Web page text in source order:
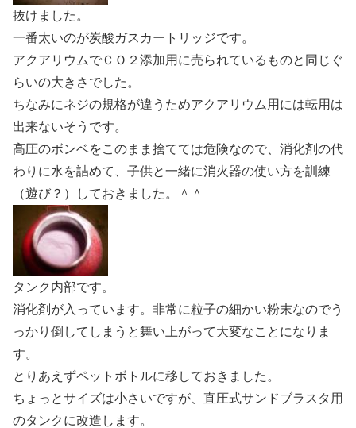
抜けました。
一番太いのが炭酸ガスカートリッジです。
アクアリウムでＣＯ２添加用に売られているものと同じぐ
らいの大きさでした。
ちなみにネジの規格が違うためアクアリウム用には転用は
出来ないそうです。
高圧のボンベをこのまま捨てては危険なので、消化剤の代
わりに水を詰めて、子供と一緒に消火器の使い方を訓練
（遊び？）しておきました。＾＾
タンク内部です。
消化剤が入っています。非常に粒子の細かい粉末なのでう
っかり倒してしまうと舞い上がって大変なことになりま
す。
とりあえずペットボトルに移しておきました。
ちょっとサイズは小さいですが、直圧式サンドブラスタ用
のタンクに改造します。